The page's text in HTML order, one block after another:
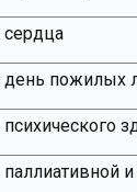
пожилых